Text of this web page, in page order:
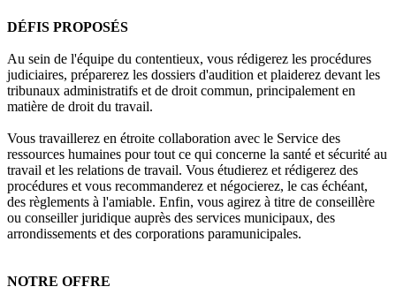
DÉFIS PROPOSÉS
Au sein de l'équipe du contentieux, vous rédigerez les procédures
judiciaires, préparerez les dossiers d'audition et plaiderez devant les
tribunaux administratifs et de droit commun, principalement en
matière de droit du travail.
Vous travaillerez en étroite collaboration avec le Service des
ressources humaines pour tout ce qui concerne la santé et sécurité au
travail et les relations de travail. Vous étudierez et rédigerez des
procédures et vous recommanderez et négocierez, le cas échéant,
des règlements à l'amiable. Enfin, vous agirez à titre de conseillère
ou conseiller juridique auprès des services municipaux, des
arrondissements et des corporations paramunicipales.
NOTRE OFFRE